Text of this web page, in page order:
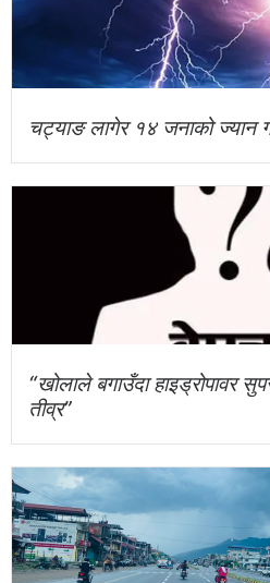
चट्याङ लागेर १४ जनाको ज्यान
“खोलाले बगाउँदा हाइड्रोपावर
तीव्र”